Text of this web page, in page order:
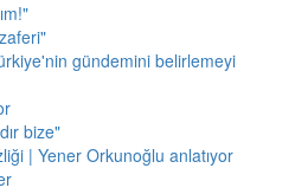
gündemini belirlemeyi
bize"
| Yener Orkunoğlu anlatıyor